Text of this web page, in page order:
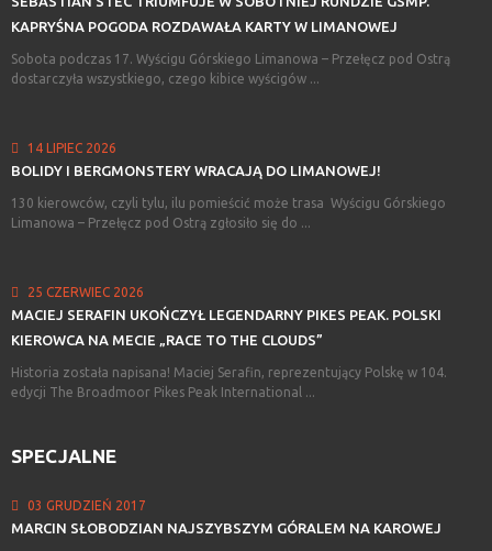
KAPRYŚNA POGODA ROZDAWAŁA KARTY W LIMANOWEJ
Sobota podczas 17. Wyścigu Górskiego Limanowa – Przełęcz pod Ostrą
dostarczyła wszystkiego, czego kibice wyścigów ...
14 LIPIEC 2026
BOLIDY I BERGMONSTERY WRACAJĄ DO LIMANOWEJ!
130 kierowców, czyli tylu, ilu pomieścić może trasa Wyścigu Górskiego
Limanowa – Przełęcz pod Ostrą zgłosiło się do ...
25 CZERWIEC 2026
MACIEJ SERAFIN UKOŃCZYŁ LEGENDARNY PIKES PEAK. POLSKI
KIEROWCA NA MECIE „RACE TO THE CLOUDS”
Historia została napisana! Maciej Serafin, reprezentujący Polskę w 104.
edycji The Broadmoor Pikes Peak International ...
SPECJALNE
03 GRUDZIEŃ 2017
MARCIN SŁOBODZIAN NAJSZYBSZYM GÓRALEM NA KAROWEJ